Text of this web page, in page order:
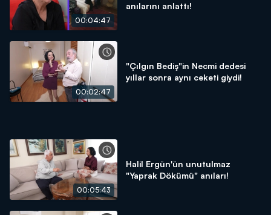
00:04:47
anılarını anlattı!
00:02:47
"Çılgın Bediş"in Necmi dedesi
yıllar sonra aynı ceketi giydi!
00:05:43
Halil Ergün'ün unutulmaz
"Yaprak Dökümü" anıları!